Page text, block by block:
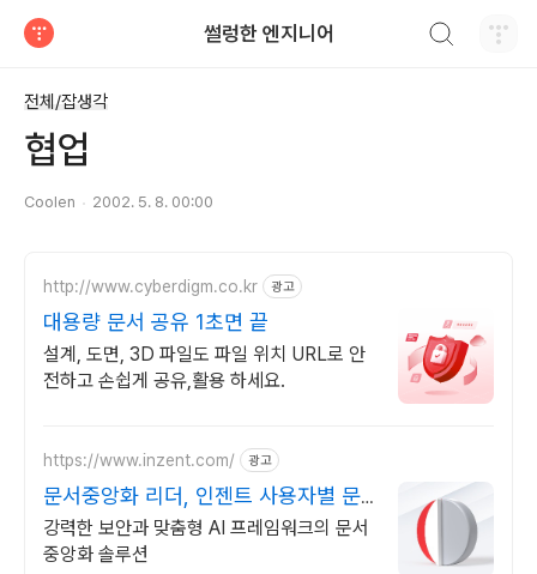
썰렁한 엔지니어
전체/잡생각
협업
Coolen 2002. 5. 8. 00:00
http://www.cyberdigm.co.kr 광고
대용량 문서 공유 1초면 끝
설계, 도면, 3D 파일도 파일 위치 URL로 안
전하고 손쉽게 공유,활용 하세요.
https://www.inzent.com/ 광고
문서중앙화 리더, 인젠트 사용자별 문
서 권한 관리
강력한 보안과 맞춤형 AI 프레임워크의 문서
중앙화 솔루션